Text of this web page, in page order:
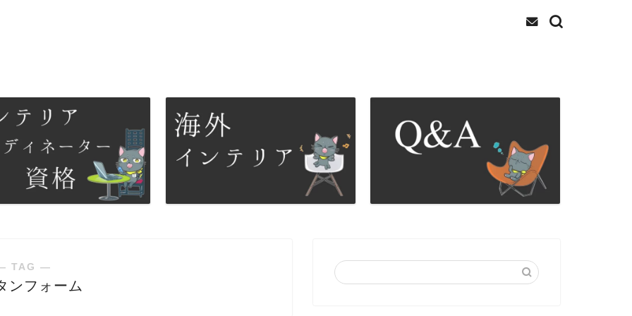
TAG ―
ンフォーム